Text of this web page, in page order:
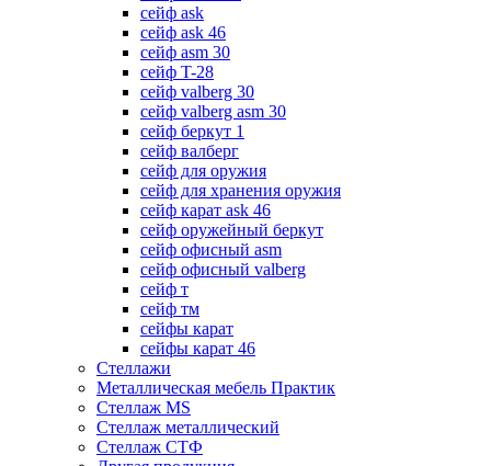
сейф ask
сейф ask 46
сейф asm 30
сейф T-28
сейф valberg 30
сейф valberg asm 30
сейф беркут 1
сейф валберг
сейф для оружия
сейф для хранения оружия
сейф карат ask 46
сейф оружейный беркут
сейф офисный asm
сейф офисный valberg
сейф т
сейф тм
сейфы карат
сейфы карат 46
Стеллажи
Металлическая мебель Практик
Стеллаж MS
Стеллаж металлический
Стеллаж СТФ